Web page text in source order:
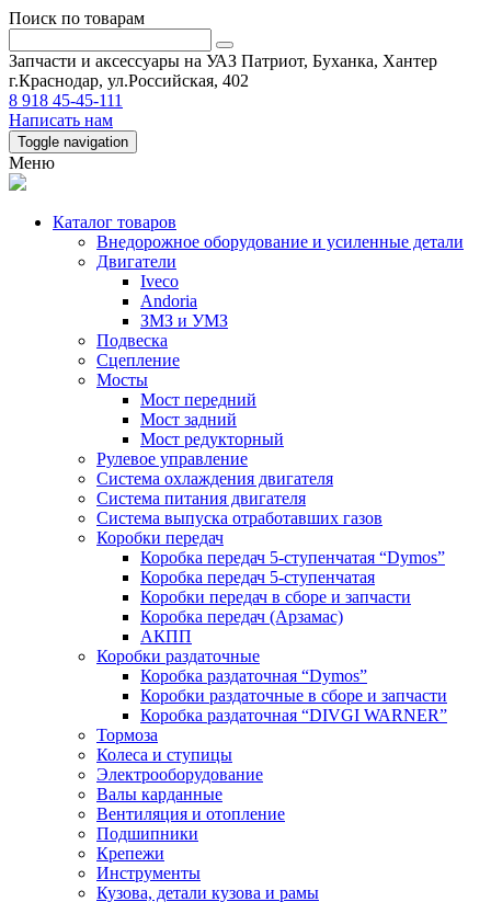
Поиск по товарам
Запчасти и аксессуары на УАЗ Патриот, Буханка, Хантер
г.Краснодар, ул.Российская, 402
8 918 45-45-111
Написать нам
Toggle navigation
Меню
Каталог товаров
Внедорожное оборудование и усиленные детали
Двигатели
Iveco
Andoria
ЗМЗ и УМЗ
Подвеска
Сцепление
Мосты
Мост передний
Мост задний
Мост редукторный
Рулевое управление
Система охлаждения двигателя
Система питания двигателя
Система выпуска отработавших газов
Коробки передач
Коробка передач 5-ступенчатая “Dymos”
Коробка передач 5-ступенчатая
Коробки передач в сборе и запчасти
Коробка передач (Арзамас)
АКПП
Коробки раздаточные
Коробка раздаточная “Dymos”
Коробки раздаточные в сборе и запчасти
Коробка раздаточная “DIVGI WARNER”
Тормоза
Колеса и ступицы
Электрооборудование
Валы карданные
Вентиляция и отопление
Подшипники
Крепежи
Инструменты
Кузова, детали кузова и рамы